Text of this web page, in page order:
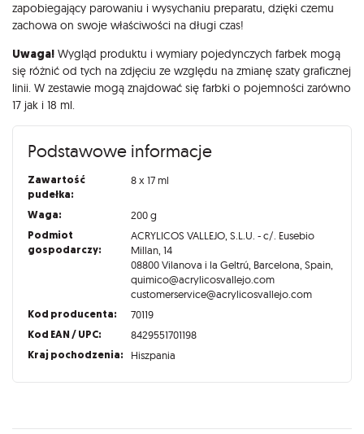
zapobiegający parowaniu i wysychaniu preparatu, dzięki czemu
zachowa on swoje właściwości na długi czas!
Uwaga! Wygląd produktu i wymiary pojedynczych farbek mogą
się różnić od tych na zdjęciu ze względu na zmianę szaty graficznej
linii. W zestawie mogą znajdować się farbki o pojemności zarówno
17 jak i 18 ml.
Podstawowe informacje
Zawartość
pudełka:
8 x 17 ml
Waga: 200 g
Podmiot
gospodarczy:
ACRYLICOS VALLEJO, S.L.U. - c/. Eusebio
Millan, 14
08800 Vilanova i la Geltrú, Barcelona, Spain,
quimico@acrylicosvallejo.com
customerservice@acrylicosvallejo.com
Kod producenta: 70119
Kod EAN / UPC: 8429551701198
Kraj pochodzenia: Hiszpania